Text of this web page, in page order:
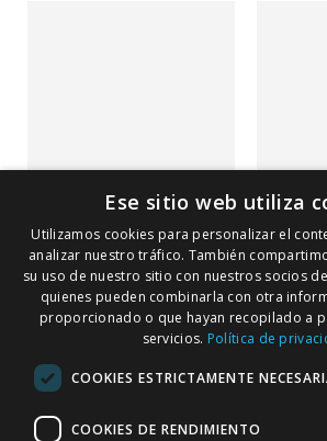
CAUDALIE VINOCRUSH
CREMA CON COLOR
TONO 2 30 ML
27,85 €
Ese sitio web utiliza
Utilizamos cookies para personalizar el
analizar nuestro tráfico. También
su uso de nuestro sitio con nuestros socios
quienes pueden combinarla con otra
proporcionado o que hayan recopilado a
servicios. Política de
COOKIES ESTRICTAMENTE
COOKIES DE RENDIMIENTO